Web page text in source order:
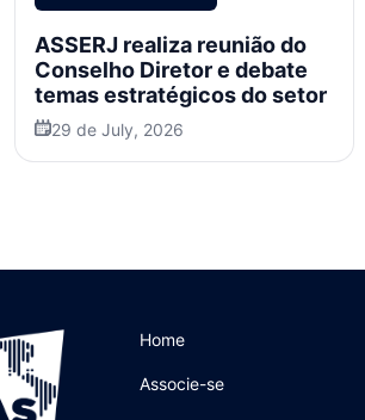
ASSERJ realiza reunião do
Conselho Diretor e debate
temas estratégicos do setor
29 de July, 2026
Home
Associe-se